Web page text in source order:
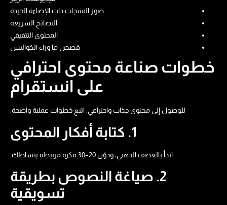
صور المنتجات ذات الإضاءة الجيدة
النصائح السريعة
المحتوى التثقيفي
قصص ما وراء الكواليس
خطوات صناعة محتوى احترافي
على انستقرام
للوصول إلى محتوى جذاب واحترافي، اتبع خطوات عملية واضحة:
1. كتابة أفكار المحتوى
ابدأ بالعصف الذهني، ودوّن 20–30 فكرة مرتبطة بنشاطك.
2. صياغة النصوص بطريقة
تسويقية